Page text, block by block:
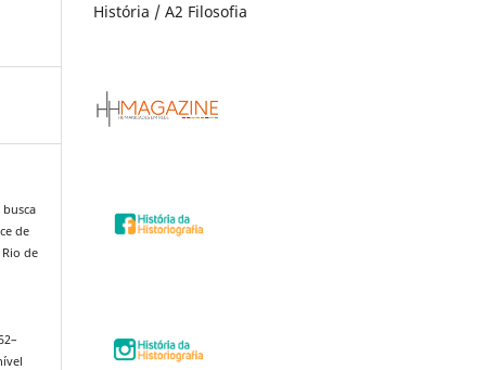
busca
de
de
História / A2 Filosofia